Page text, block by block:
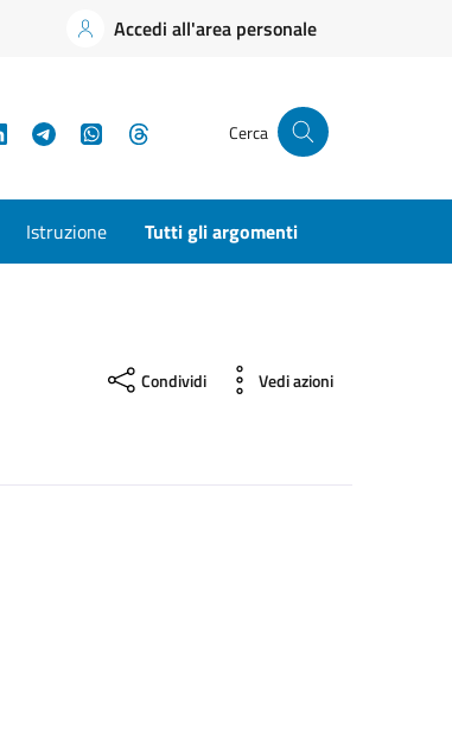
Accedi all'area personale
LinkedInTelegramWhatsApp Cerca
Istruzione Tutti gli argomenti
Condividi Vedi azioni